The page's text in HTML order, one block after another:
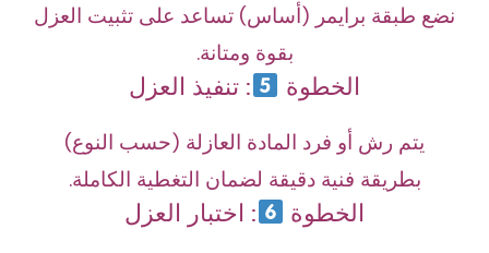
نضع طبقة برايمر (أساس) تساعد على تثبيت العزل
بقوة ومتانة.
الخطوة : تنفيذ العزل
يتم رش أو فرد المادة العازلة (حسب النوع)
بطريقة فنية دقيقة لضمان التغطية الكاملة.
الخطوة : اختبار العزل